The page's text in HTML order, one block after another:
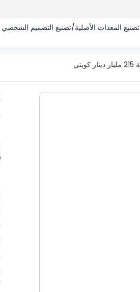
تصنيع المعدات الأصلية/تصنيع التصميم الشخصي